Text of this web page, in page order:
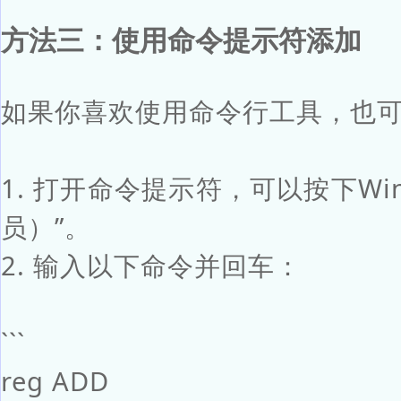
方法三：使用命令提示符添加
如果你喜欢使用命令行工具，也
1. 打开命令提示符，可以按下
员）”。
2. 输入以下命令并回车：
```
reg ADD